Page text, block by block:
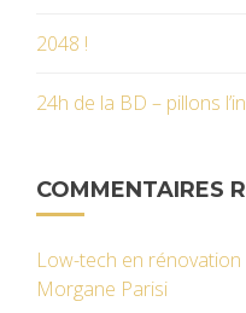
2048 !
24h de la BD – pillons
COMMENTAIRES
Low-tech en
Morgane Parisi